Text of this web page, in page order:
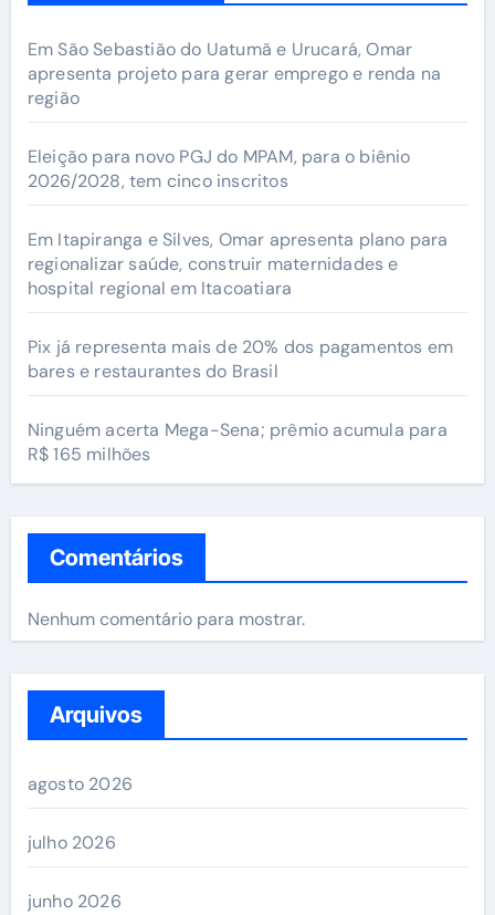
Em São Sebastião do Uatumã e Urucará, Omar
apresenta projeto para gerar emprego e renda na
região
Eleição para novo PGJ do MPAM, para o biênio
2026/2028, tem cinco inscritos
Em Itapiranga e Silves, Omar apresenta plano para
regionalizar saúde, construir maternidades e
hospital regional em Itacoatiara
Pix já representa mais de 20% dos pagamentos em
bares e restaurantes do Brasil
Ninguém acerta Mega-Sena; prêmio acumula para
R$ 165 milhões
Comentários
Nenhum comentário para mostrar.
Arquivos
agosto 2026
julho 2026
junho 2026